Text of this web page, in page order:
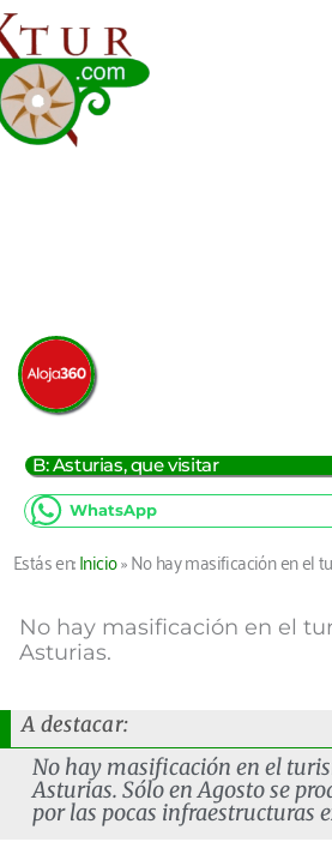
Ir
al
contenido
B: Asturias, que visitar
WhatsApp
Estás en:Inicio»No hay masificación en el
No hay masificación en el
Asturias.
A destacar:
No hay masificación en el
Asturias. Sólo en Agosto se
por las pocas infraestructuras